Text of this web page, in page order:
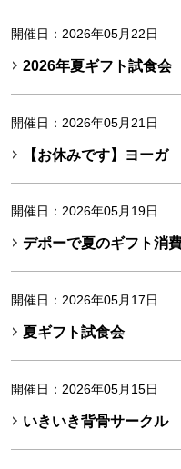
開催日：2026年05月22日
2026年夏ギフト試食会
開催日：2026年05月21日
【お休みです】ヨーガ
開催日：2026年05月19日
デポーで夏のギフト消
開催日：2026年05月17日
夏ギフト試食会
開催日：2026年05月15日
いきいき背骨サークル